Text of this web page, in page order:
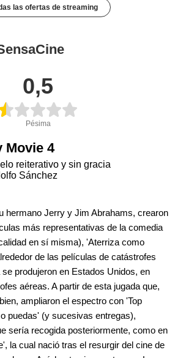
las ofertas de streaming
0,5
Pésima
Movie 4
reiterativo y sin gracia
Sánchez
hermano Jerry y Jim Abrahams, crearon
más representativas de la comedia
en sí misma), 'Aterriza como
de las películas de catástrofes
produjeron en Estados Unidos, en
aéreas. A partir de esta jugada que,
ampliaron el espectro con 'Top
puedas' (y sucesivas entregas),
sería recogida posteriormente, como en
la cual nació tras el resurgir del cine de